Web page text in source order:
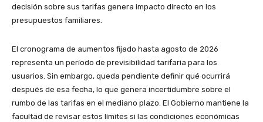
decisión sobre sus tarifas genera impacto directo en los
presupuestos familiares.
El cronograma de aumentos fijado hasta agosto de 2026
representa un período de previsibilidad tarifaria para los
usuarios. Sin embargo, queda pendiente definir qué ocurrirá
después de esa fecha, lo que genera incertidumbre sobre el
rumbo de las tarifas en el mediano plazo. El Gobierno mantiene la
facultad de revisar estos límites si las condiciones económicas